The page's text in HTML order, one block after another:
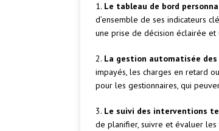
1. Le tableau de bord
d’ensemble de ses indicateurs
une prise de décision éclairée et
2. La gestion automatisée des
impayés, les charges en retard
pour les gestionnaires, qui
3. Le suivi des interventions
de planifier, suivre et évaluer